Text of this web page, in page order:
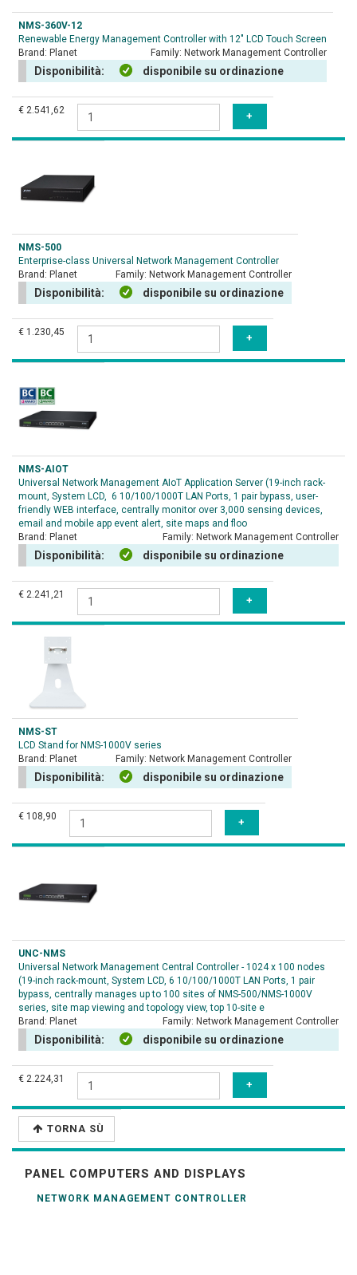
NMS-360V-12
Renewable Energy Management Controller with 12" LCD Touch Screen
Brand: Planet Family: Network Management Controller
Disponibilità: disponibile su ordinazione
€ 2.541,62
NMS-500
Enterprise-class Universal Network Management Controller
Brand: Planet Family: Network Management Controller
Disponibilità: disponibile su ordinazione
€ 1.230,45
NMS-AIOT
Universal Network Management AIoT Application Server (19-inch rack-
mount, System LCD, 6 10/100/1000T LAN Ports, 1 pair bypass, user-
friendly WEB interface, centrally monitor over 3,000 sensing devices,
email and mobile app event alert, site maps and floo
Brand: Planet Family: Network Management Controller
Disponibilità: disponibile su ordinazione
€ 2.241,21
NMS-ST
LCD Stand for NMS-1000V series
Brand: Planet Family: Network Management Controller
Disponibilità: disponibile su ordinazione
€ 108,90
UNC-NMS
Universal Network Management Central Controller - 1024 x 100 nodes
(19-inch rack-mount, System LCD, 6 10/100/1000T LAN Ports, 1 pair
bypass, centrally manages up to 100 sites of NMS-500/NMS-1000V
series, site map viewing and topology view, top 10-site e
Brand: Planet Family: Network Management Controller
Disponibilità: disponibile su ordinazione
€ 2.224,31
TORNA SÙ
PANEL COMPUTERS AND DISPLAYS
NETWORK MANAGEMENT CONTROLLER